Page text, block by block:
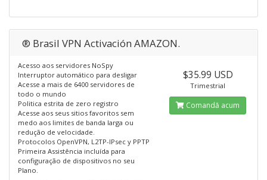
® Brasil VPN Activación AMAZON.
Acesso aos servidores NoSpy
Interruptor automático para desligar
Acesse a mais de 6400 servidores de
todo o mundo
Politica estrita de zero registro
Acesse aos seus sitios favoritos sem
medo aos limites de banda larga ou
redução de velocidade.
Protocolos OpenVPN, L2TP-IPsec y PPTP
Primeira Assistência incluída para
configuração de dispositivos no seu
Plano.
$35.99 USD
Trimestrial
Comandă acum